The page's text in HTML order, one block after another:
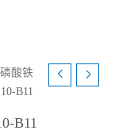
酸铁
B11
B11